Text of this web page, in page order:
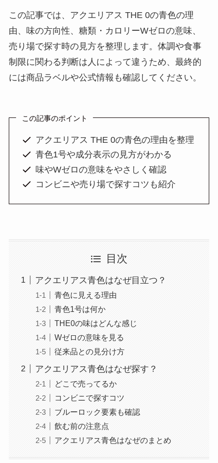
この記事では、アクエリアス THE 0の青色の理
由、味の方向性、糖類・カロリーWゼロの意味、
売り場で探す時の見方を整理します。体調や食事
制限に関わる判断は人によって違うため、最終的
には商品ラベルや公式情報も確認してください。
この記事のポイント
アクエリアス THE 0の青色の理由を整理
青色1号や成分表示の見方がわかる
味やWゼロの意味をやさしく確認
コンビニや売り場で探すコツも紹介
目次
アクエリアス青色はなぜ目立つ？
青色に見える理由
青色1号は何か
THE0の味はどんな感じ
Wゼロの意味を見る
従来品との見分け方
アクエリアス青色はなぜ探す？
どこで売ってるか
コンビニで探すコツ
ブルーロック要素も確認
飲む前の注意点
アクエリアス青色はなぜのまとめ